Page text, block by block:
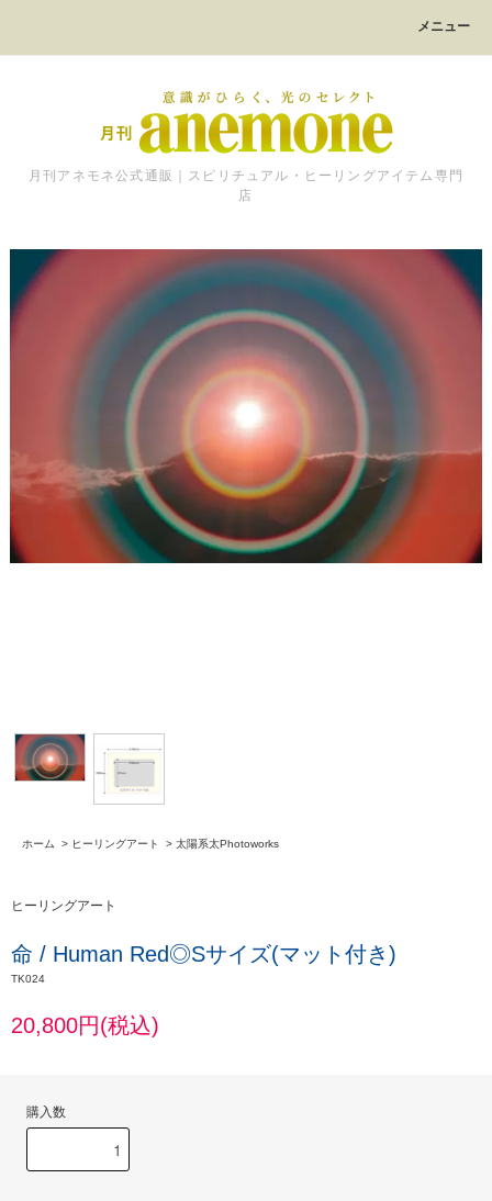
メニュー
月刊アネモネ公式通販｜スピリチュアル・ヒーリングアイテム専門
店
ホーム > ヒーリングアート > 太陽系太Photoworks
ヒーリングアート
命 / Human Red◎Sサイズ(マット付き)
TK024
20,800円(税込)
購入数